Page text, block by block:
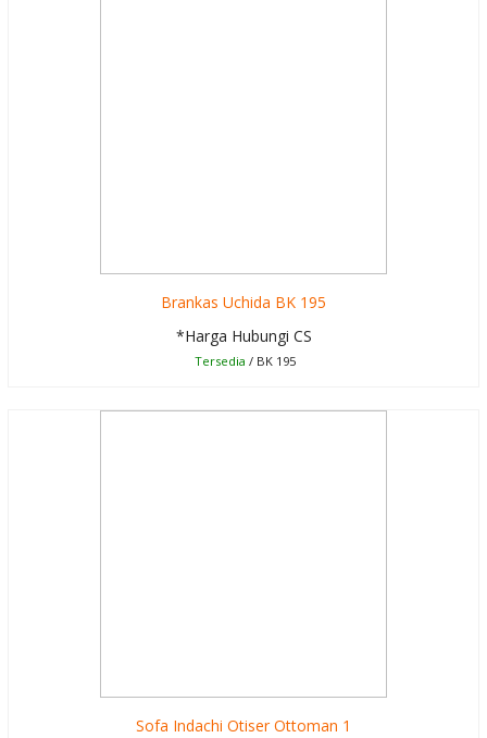
Brankas Uchida BK 195
*Harga Hubungi CS
Tersedia / BK 195
Sofa Indachi Otiser Ottoman 1